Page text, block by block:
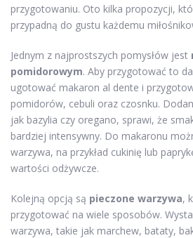
przygotowaniu. Oto kilka propozycji,
przypadną do gustu każdemu
Jednym z najprostszych pomysłów jest
pomidorowym. Aby przygotować to
ugotować makaron al dente i
pomidorów, cebuli oraz czosnku.
jak bazylia czy oregano, sprawi, że
bardziej intensywny. Do makaronu
warzywa, na przykład cukinię lub
wartości odżywcze.
Kolejną opcją są pieczone warzywa,
przygotować na wiele sposobów.
warzywa, takie jak marchew, bataty,